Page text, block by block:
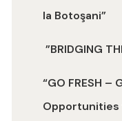
la Botoşani”
”BRIDGING
“GO FRESH –
Opportunities